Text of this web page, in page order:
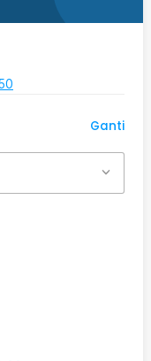
Ganti